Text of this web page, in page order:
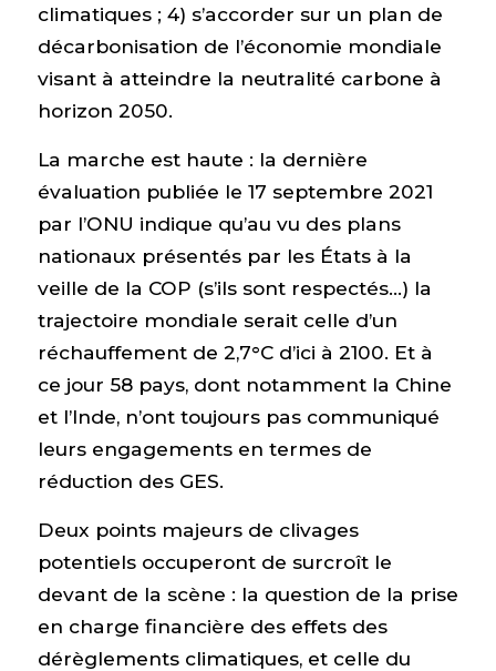
climatiques ; 4) s’accorder sur un plan de
décarbonisation de l’économie mondiale
visant à atteindre la neutralité carbone à
horizon 2050.
La marche est haute : la dernière
évaluation publiée le 17 septembre 2021
par l’ONU indique qu’au vu des plans
nationaux présentés par les États à la
veille de la COP (s’ils sont respectés…) la
trajectoire mondiale serait celle d’un
réchauffement de 2,7°C d’ici à 2100. Et à
ce jour 58 pays, dont notamment la Chine
et l’Inde, n’ont toujours pas communiqué
leurs engagements en termes de
réduction des GES.
Deux points majeurs de clivages
potentiels occuperont de surcroît le
devant de la scène : la question de la prise
en charge financière des effets des
dérèglements climatiques, et celle du